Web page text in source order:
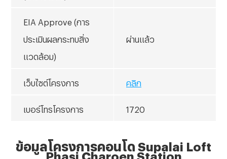
EIA Approve (การ
ประเมินผลกระทบสิ่ง
แวดล้อม)
ผ่านแล้ว
เว็บไซต์โครงการ คลิก
เบอร์โทรโครงการ 1720
ข้อมูลโครงการคอนโด Supalai Loft
Phasi Charoen Station